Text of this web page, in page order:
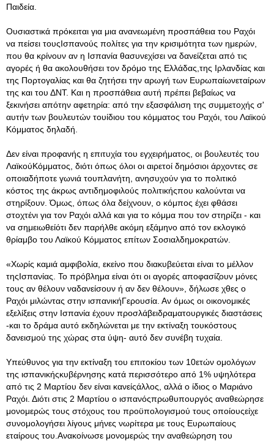
Παιδεία.
Ουσιαστικά πρόκειται για μια ανανεωμένη προσπάθεια του Ραχόι
να πείσει τουςΙσπανούς πολίτες για την κρισιμότητα των ημερών,
που θα κρίνουν αν η Ισπανία θασυνεχίσει να δανείζεται από τις
αγορές ή θα ακολουθήσει τον δρόμο της Ελλάδας,της Ιρλανδίας και
της Πορτογαλίας και θα ζητήσει την αρωγή των Ευρωπαίωνεταίρων
της και του ΔΝΤ. Και η προσπάθεια αυτή πρέπει βεβαίως να
ξεκινήσει απότην αφετηρία: από την εξασφάλιση της συμμετοχής σ'
αυτήν των βουλευτών τουίδιου του κόμματος του Ραχόι, του Λαϊκού
Κόμματος δηλαδή.
Δεν είναι προφανής η επιτυχία του εγχειρήματος, οι βουλευτές του
ΛαϊκούΚόμματος, διότι όπως όλοι οι αιρετοί δημόσιοι άρχοντες σε
οποιαδήποτε γωνιά τουπλανήτη, ανησυχούν για το πολιτικό
κόστος της άκρως αντιδημοφιλούς πολιτικήςπου καλούνται να
στηρίξουν. Όμως, όπως όλα δείχνουν, ο κόμπος έχει φθάσει
στοχτένι για τον Ραχόι αλλά και για το κόμμα που τον στηρίζει - και
να σημειωθείότι δεν παρήλθε ακόμη εξάμηνο από τον εκλογικό
θρίαμβο του Λαϊκού Κόμματος επίτων Σοσιαλδημοκρατών.
«Χωρίς καμιά αμφιβολία, εκείνο που διακυβεύεται είναι το μέλλον
τηςΙσπανίας. Το πρόβλημα είναι ότι οι αγορές αποφασίζουν μόνες
τους αν θέλουν ναδανείσουν ή αν δεν θέλουν», δήλωσε χθες ο
Ραχόι μιλώντας στην ισπανικήΓερουσία. Αν όμως οι οικονομικές
εξελίξεις στην Ισπανία έχουν προσλάβειδραματουργικές διαστάσεις
-και το δράμα αυτό εκδηλώνεται με την εκτίναξη τουκόστους
δανεισμού της χώρας στα ύψη- αυτό δεν συνέβη τυχαία.
Υπεύθυνος για την εκτίναξη του επιτοκίου των 10ετών ομολόγων
της ισπανικήςκυβέρνησης κατά περισσότερο από 1% υψηλότερα
από τις 2 Μαρτίου δεν είναι κανείςάλλος, αλλά ο ίδιος ο Μαριάνο
Ραχόι. Διότι στις 2 Μαρτίου ο ισπανόςπρωθυπουργός αναθεώρησε
μονομερώς τους στόχους του προϋπολογισμού τους οποίουςείχε
συνομολογήσει λίγους μήνες νωρίτερα με τους Ευρωπαίους
εταίρους του.Ανακοίνωσε μονομερώς την αναθεώρηση του